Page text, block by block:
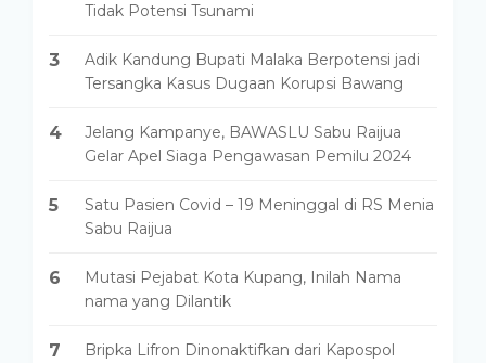
Tidak Potensi Tsunami
3
Adik Kandung Bupati Malaka Berpotensi jadi
Tersangka Kasus Dugaan Korupsi Bawang
4
Jelang Kampanye, BAWASLU Sabu Raijua
Gelar Apel Siaga Pengawasan Pemilu 2024
5
Satu Pasien Covid – 19 Meninggal di RS Menia
Sabu Raijua
6
Mutasi Pejabat Kota Kupang, Inilah Nama
nama yang Dilantik
7
Bripka Lifron Dinonaktifkan dari Kapospol